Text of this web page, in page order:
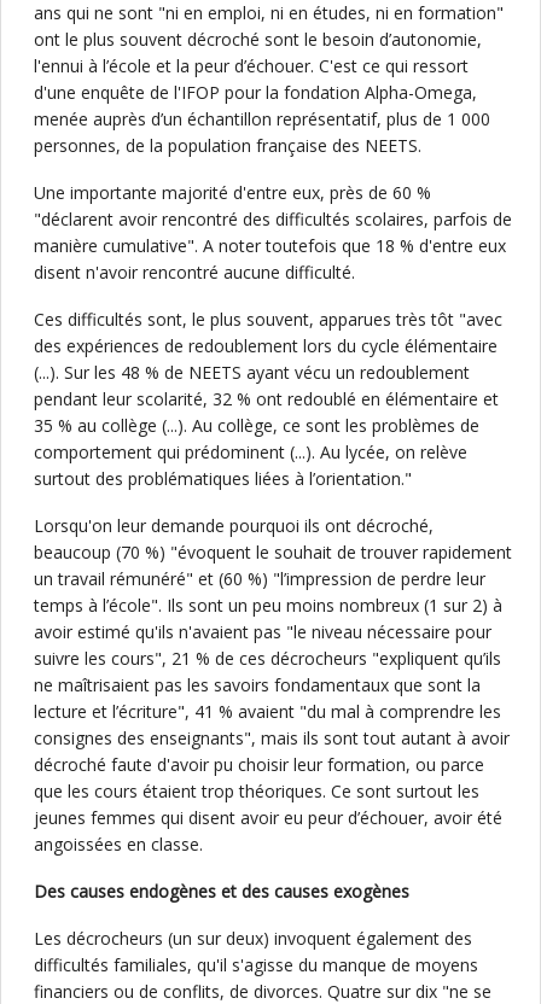
ans qui ne sont "ni en emploi, ni en études, ni en formation"
ont le plus souvent décroché sont le besoin d’autonomie,
l'ennui à l’école et la peur d’échouer. C'est ce qui ressort
d'une enquête de l'IFOP pour la fondation Alpha-Omega,
menée auprès d’un échantillon représentatif, plus de 1 000
personnes, de la population française des NEETS.
Une importante majorité d'entre eux, près de 60 %
"déclarent avoir rencontré des difficultés scolaires, parfois de
manière cumulative". A noter toutefois que 18 % d'entre eux
disent n'avoir rencontré aucune difficulté.
Ces difficultés sont, le plus souvent, apparues très tôt "avec
des expériences de redoublement lors du cycle élémentaire
(...). Sur les 48 % de NEETS ayant vécu un redoublement
pendant leur scolarité, 32 % ont redoublé en élémentaire et
35 % au collège (...). Au collège, ce sont les problèmes de
comportement qui prédominent (...). Au lycée, on relève
surtout des problématiques liées à l’orientation."
Lorsqu'on leur demande pourquoi ils ont décroché,
beaucoup (70 %) "évoquent le souhait de trouver rapidement
un travail rémunéré" et (60 %) "l’impression de perdre leur
temps à l’école". Ils sont un peu moins nombreux (1 sur 2) à
avoir estimé qu'ils n'avaient pas "le niveau nécessaire pour
suivre les cours", 21 % de ces décrocheurs "expliquent qu’ils
ne maîtrisaient pas les savoirs fondamentaux que sont la
lecture et l’écriture", 41 % avaient "du mal à comprendre les
consignes des enseignants", mais ils sont tout autant à avoir
décroché faute d'avoir pu choisir leur formation, ou parce
que les cours étaient trop théoriques. Ce sont surtout les
jeunes femmes qui disent avoir eu peur d’échouer, avoir été
angoissées en classe.
Des causes endogènes et des causes exogènes
Les décrocheurs (un sur deux) invoquent également des
difficultés familiales, qu'il s'agisse du manque de moyens
financiers ou de conflits, de divorces. Quatre sur dix "ne se